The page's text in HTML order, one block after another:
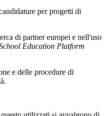
per progetti di
di partner europei e nell'uso
Education Platform
e delle procedure di